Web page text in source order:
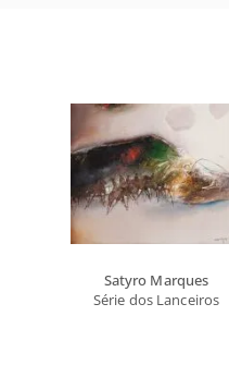
Satyro Marques
Série dos Lanceiros